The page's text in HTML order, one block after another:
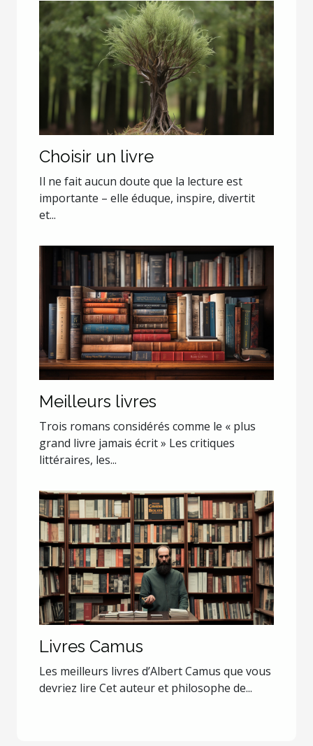
Choisir un livre
Il ne fait aucun doute que la lecture est
importante – elle éduque, inspire, divertit
et...
Meilleurs livres
Trois romans considérés comme le « plus
grand livre jamais écrit » Les critiques
littéraires, les...
Livres Camus
Les meilleurs livres d’Albert Camus que vous
devriez lire Cet auteur et philosophe de...